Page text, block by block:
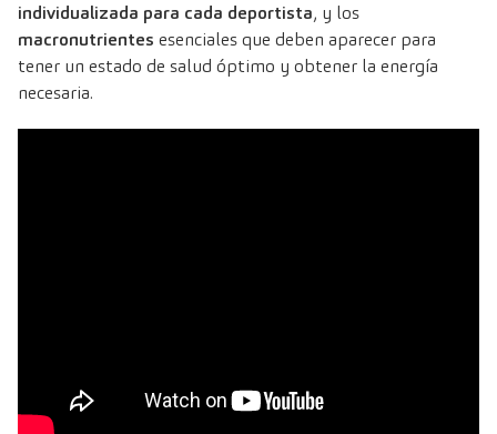
individualizada para cada deportista, y los
macronutrientes esenciales que deben aparecer para
tener un estado de salud óptimo y obtener la energía
necesaria.